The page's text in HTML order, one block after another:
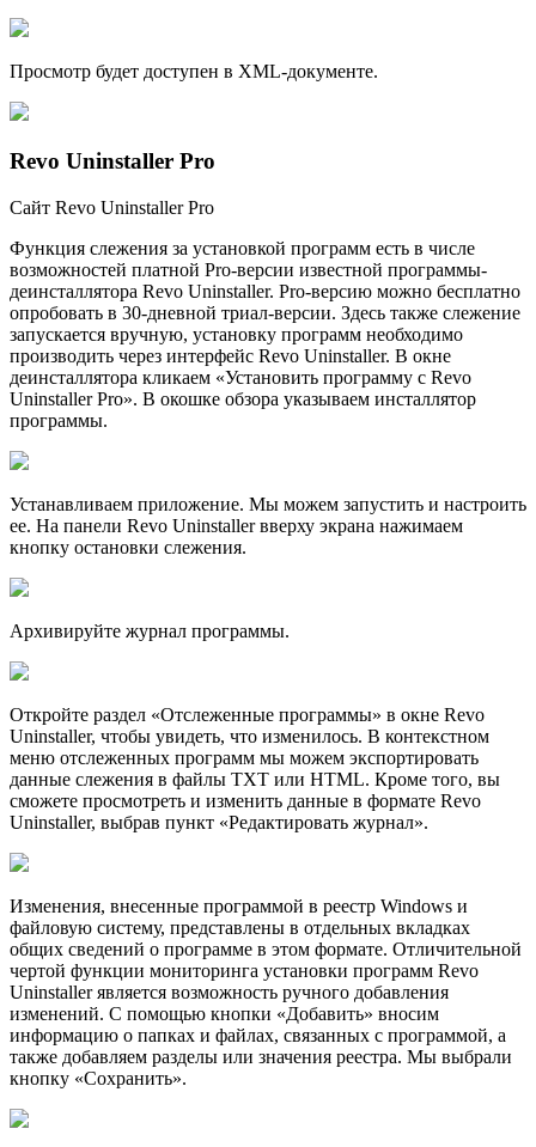
Просмотр будет доступен в XML-документе.
Revo Uninstaller Pro
Сайт Revo Uninstaller Pro
Функция слежения за установкой программ есть в числе
возможностей платной Pro-версии известной программы-
деинсталлятора Revo Uninstaller. Pro-версию можно бесплатно
опробовать в 30-дневной триал-версии. Здесь также слежение
запускается вручную, установку программ необходимо
производить через интерфейс Revo Uninstaller. В окне
деинсталлятора кликаем «Установить программу с Revo
Uninstaller Pro». В окошке обзора указываем инсталлятор
программы.
Устанавливаем приложение. Мы можем запустить и настроить
ее. На панели Revo Uninstaller вверху экрана нажимаем
кнопку остановки слежения.
Архивируйте журнал программы.
Откройте раздел «Отслеженные программы» в окне Revo
Uninstaller, чтобы увидеть, что изменилось. В контекстном
меню отслеженных программ мы можем экспортировать
данные слежения в файлы TXT или HTML. Кроме того, вы
сможете просмотреть и изменить данные в формате Revo
Uninstaller, выбрав пункт «Редактировать журнал».
Изменения, внесенные программой в реестр Windows и
файловую систему, представлены в отдельных вкладках
общих сведений о программе в этом формате. Отличительной
чертой функции мониторинга установки программ Revo
Uninstaller является возможность ручного добавления
изменений. С помощью кнопки «Добавить» вносим
информацию о папках и файлах, связанных с программой, а
также добавляем разделы или значения реестра. Мы выбрали
кнопку «Сохранить».